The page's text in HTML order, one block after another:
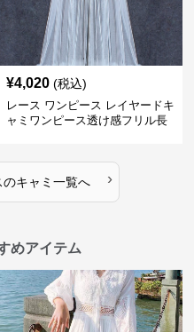
¥4,020 (税込)
レース ワンピース レイヤードキ
ャミワンピース透け感フリル長
のキャミ 一覧へ ›
めアイテム